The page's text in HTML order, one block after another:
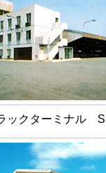
ックターミナル